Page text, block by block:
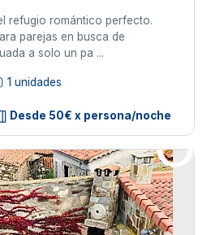
refugio romántico perfecto.
parejas en busca de
a solo un pa ...
1 unidades
Desde 50€ x persona/noche